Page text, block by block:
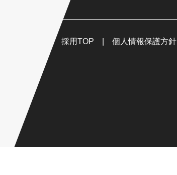
採用TOP 個人情報保護方針